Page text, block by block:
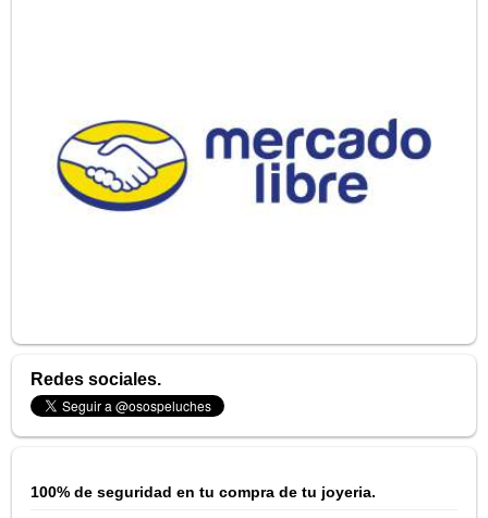
Redes sociales.
100% de seguridad en tu compra de tu joyeria.